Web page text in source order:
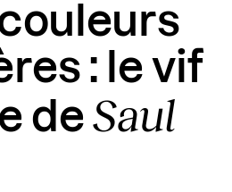
: le vif
de Saul